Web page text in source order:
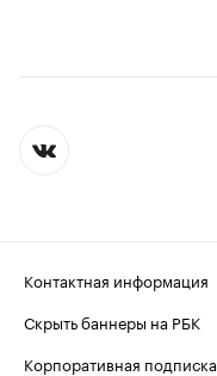
Контактная информация
Скрыть баннеры на РБК
Корпоративная подписка